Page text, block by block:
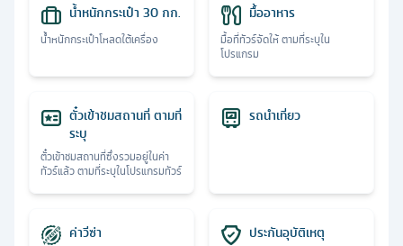
น้ำหนักกระเป๋า 30 กก.
น้ำหนักกระเป๋าโหลดใต้เครื่อง
มื้ออาหาร
มื้อที่ทัวร์จัดให้ ตามที่ระบุใน
โปรแกรม
ตั๋วเข้าชมสถานที่ ตามที่
ระบุ
ตั๋วเข้าชมสถานที่ซึ่งรวมอยู่ในค่า
ทัวร์แล้ว ตามที่ระบุในโปรแกรมทัวร์
รถนำเที่ยว
ค่าวีซ่า ประกันอุบัติเหตุ